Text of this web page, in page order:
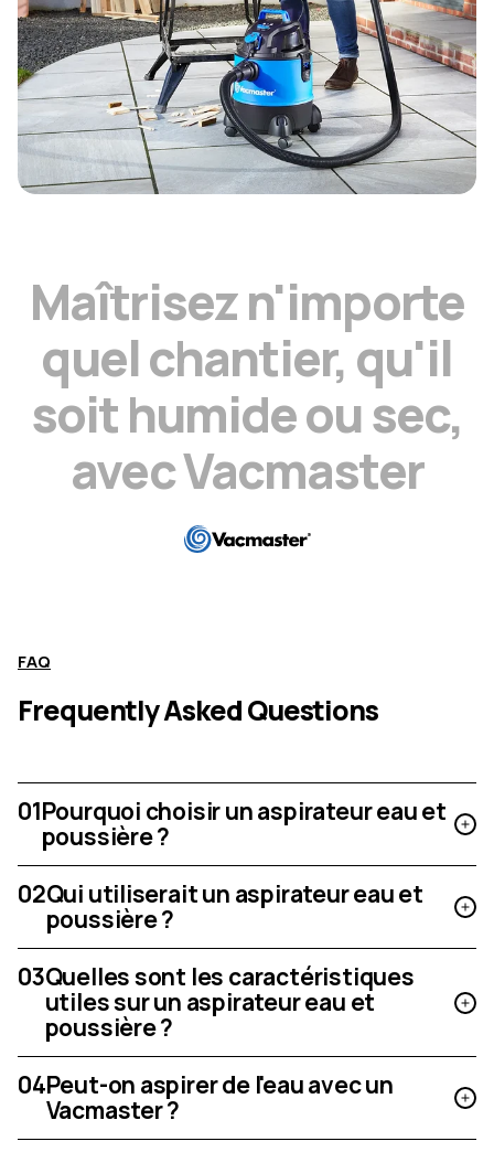
Maîtrisezn'importe
quelchantier, qu'il
soithumideousec,
avecVacmaster
FAQ
Frequently Asked Questions
01Pourquoi choisir un aspirateur eau et
poussière ?
02Qui utiliserait un aspirateur eau et
poussière ?
03Quelles sont les caractéristiques
utiles sur un aspirateur eau et
poussière ?
04Peut-on aspirer de l'eau avec un
Vacmaster ?